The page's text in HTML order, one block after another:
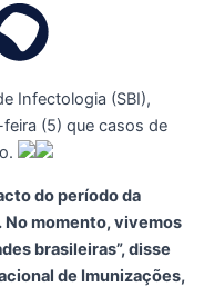
Infectologia (SBI),
(5) que casos de
do período da
No momento, vivemos
brasileiras”, disse
de Imunizações,